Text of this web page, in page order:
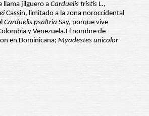
llama jilguero a Carduelis tristis L.,
Cassin, limitado a la zona noroccidental
Carduelis psaltria Say, porque vive
y Venezuela.El nombre de
en Dominicana; Myadestes unicolor